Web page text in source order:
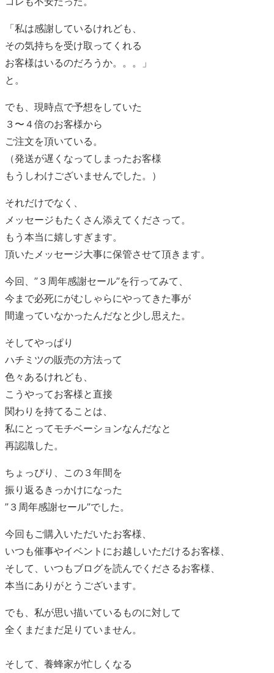
「私は感謝しているけれども、
その気持ちを受け取ってくれる
お客様はいるのだろうか。。。」
と。
でも、現時点で予想をしていた
３〜４倍のお客様から
ご注文を頂いている。
（発送が遅くなってしまったお客様
もうしわけございませんでした。）
それだけでなく、
メッセージもたくさん添えてくださって。
もう本当に嬉しすぎます。
頂いたメッセージ大事に保管させて頂きます。
今回、”３周年感謝セール”を行ってみて、
今まで必死にがむしゃらにやってきた事が
間違っていなかったんだなと少し思えた。
そしてやっぱり
ハチミツの販売の方法って
色々あるけれども、
こうやってお客様と直接
関わりを持てることは、
私にとってモチベーションなんだなと
再認識した。
ちょっぴり、この３年間を
振り返るきっかけになった
”３周年感謝セール”でした。
今回もご購入いただいたお客様、
いつも催事やイベントにお越しいただけるお客様、
そして、いつもブログを読んでくださるお客様、
本当にありがとうございます。
でも、私が思い描いているものに対して
全くまだまだ足りていません。
そして、養蜂家が忙しくなる